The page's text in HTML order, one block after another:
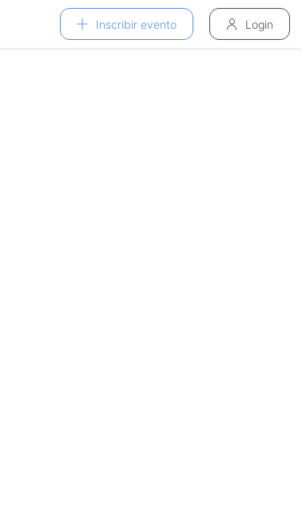
Inscribir evento Login